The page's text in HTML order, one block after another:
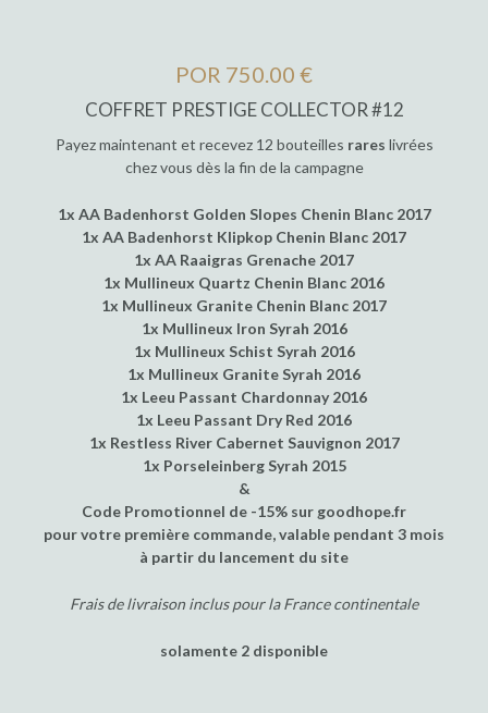
POR 750.00 €
COFFRET PRESTIGE COLLECTOR #12
Payez maintenant et recevez 12 bouteilles rares livrées
chez vous dès la fin de la campagne
1x AA Badenhorst Golden Slopes Chenin Blanc 2017
1x AA Badenhorst Klipkop Chenin Blanc 2017
1x AA Raaigras Grenache 2017
1x Mullineux Quartz Chenin Blanc 2016
1x Mullineux Granite Chenin Blanc 2017
1x Mullineux Iron Syrah 2016
1x Mullineux Schist Syrah 2016
1x Mullineux Granite Syrah 2016
1x Leeu Passant Chardonnay 2016
1x Leeu Passant Dry Red 2016
1x Restless River Cabernet Sauvignon 2017
1x Porseleinberg Syrah 2015
&
Code Promotionnel de -15% sur goodhope.fr
pour votre première commande, valable pendant 3 mois
à partir du lancement du site
Frais de livraison inclus pour la France continentale
solamente 2 disponible